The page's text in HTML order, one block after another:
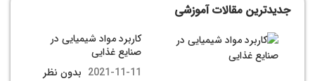
جدیدترین مقالات آموزشی
کاربرد مواد شیمیایی در
صنایع غذایی
2021-11-11 بدون نظر